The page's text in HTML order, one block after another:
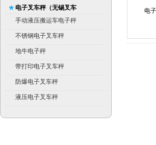
电子叉车秤（无锡叉车
秤）
手动液压搬运车电子秤
不锈钢电子叉车秤
地牛电子秤
带打印电子叉车秤
防爆电子叉车秤
液压电子叉车秤